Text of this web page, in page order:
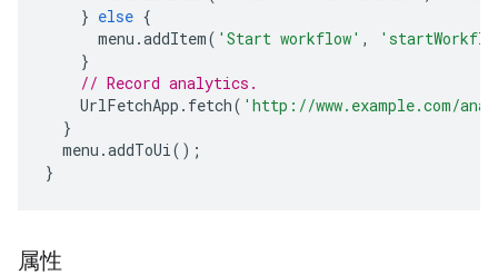
} else {
menu .addItem( 'Start workflow' ,
}
// Record analytics.
UrlFetchApp . fetch( 'http://www.example.com/
}
menu .addToUi();
}
属性